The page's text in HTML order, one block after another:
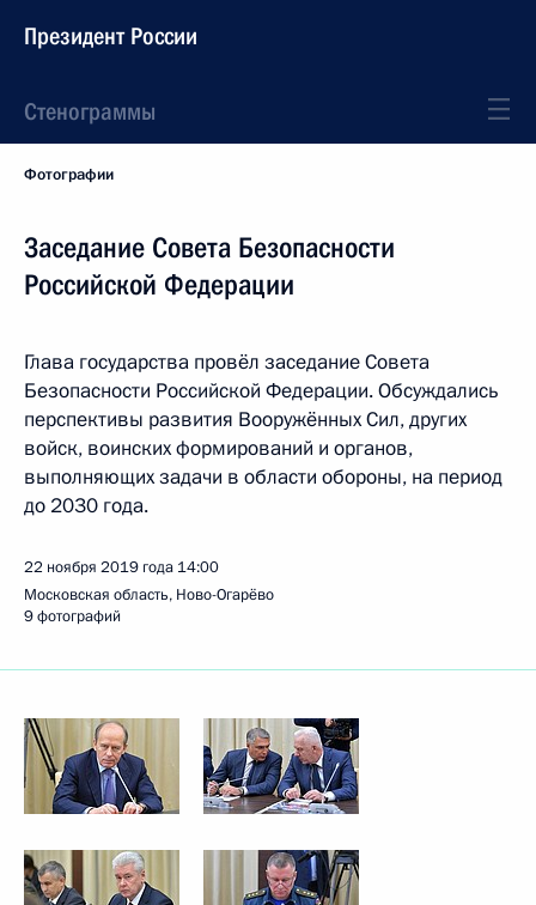
Президент России
Стенограммы
Фотографии
Заседание Совета Безопасности
Российской Федерации
Глава государства провёл заседание Совета
Безопасности Российской Федерации. Обсуждались
перспективы развития Вооружённых Сил, других
войск, воинских формирований и органов,
выполняющих задачи в области обороны, на период
до 2030 года.
22 ноября 2019 года 14:00
Московская область, Ново-Огарёво
9 фотографий